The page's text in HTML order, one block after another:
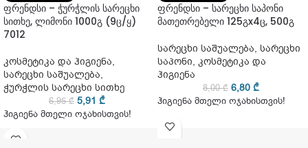
ფრენდსი – ჭურჭლის სარეცხი
სითხე, ლიმონი 1000გ (9ც/ყ)
7012
კოსმეტიკა და ჰიგიენა,
სარეცხი საშუალება,
ჭურჭლის სარეცხი სითხე
6,95₾ 5,91 ₾
ჰიგიენა მთელი ოჯახისთვის!
ფრენდსი – სარეცხი საპონი
მათეთრებელი 125გx4ც, 500გ
სარეცხი საშუალება, სარეცხი
საპონი, კოსმეტიკა და
ჰიგიენა
8,00₾ 6,80 ₾
ჰიგიენა მთელი ოჯახისთვის!